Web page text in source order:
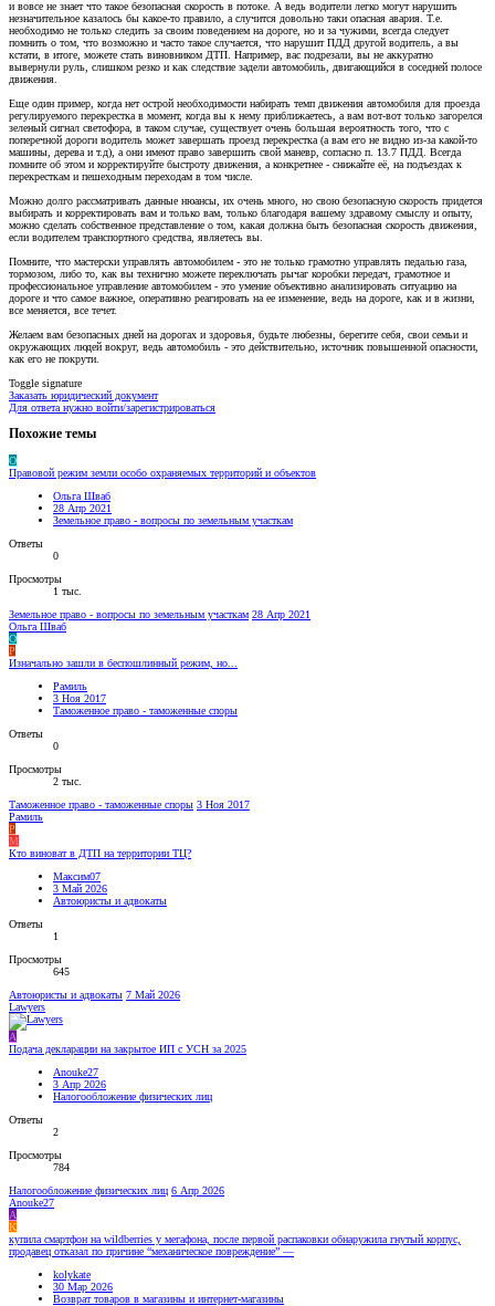
и вовсе не знает что такое безопасная скорость в потоке. А ведь водители легко могут нарушить
незначительное казалось бы какое-то правило, а случится довольно таки опасная авария. Т.е.
необходимо не только следить за своим поведением на дороге, но и за чужими, всегда следует
помнить о том, что возможно и часто такое случается, что нарушит ПДД другой водитель, а вы
кстати, в итоге, можете стать виновником ДТП. Например, вас подрезали, вы не аккуратно
вывернули руль, слишком резко и как следствие задели автомобиль, двигающийся в соседней полосе
движения.
Еще один пример, когда нет острой необходимости набирать темп движения автомобиля для проезда
регулируемого перекрестка в момент, когда вы к нему приближаетесь, а вам вот-вот только загорелся
зеленый сигнал светофора, в таком случае, существует очень большая вероятность того, что с
поперечной дороги водитель может завершать проезд перекрестка (а вам его не видно из-за какой-то
машины, дерева и т.д), а они имеют право завершить свой маневр, согласно п. 13.7 ПДД. Всегда
помните об этом и корректируйте быстроту движения, а конкретнее - снижайте её, на подъездах к
перекресткам и пешеходным переходам в том числе.
Можно долго рассматривать данные нюансы, их очень много, но свою безопасную скорость придется
выбирать и корректировать вам и только вам, только благодаря вашему здравому смыслу и опыту,
можно сделать собственное представление о том, какая должна быть безопасная скорость движения,
если водителем транспортного средства, являетесь вы.
Помните, что мастерски управлять автомобилем - это не только грамотно управлять педалью газа,
тормозом, либо то, как вы технично можете переключать рычаг коробки передач, грамотное и
профессиональное управление автомобилем - это умение объективно анализировать ситуацию на
дороге и что самое важное, оперативно реагировать на ее изменение, ведь на дороге, как и в жизни,
все меняется, все течет.
Желаем вам безопасных дней на дорогах и здоровья, будьте любезны, берегите себя, свои семьи и
окружающих людей вокруг, ведь автомобиль - это действительно, источник повышенной опасности,
как его не покрути.
Toggle signature
Заказать юридический документ
Для ответа нужно войти/зарегистрироваться
Похожие темы
О
Правовой режим земли особо охраняемых территорий и объектов
Ольга Шваб
28 Апр 2021
Земельное право - вопросы по земельным участкам
Ответы
0
Просмотры
1 тыс.
Земельное право - вопросы по земельным участкам 28 Апр 2021
Ольга Шваб
О
Р
Изначально зашли в беспошлинный режим, но...
Рамиль
3 Ноя 2017
Таможенное право - таможенные споры
Ответы
0
Просмотры
2 тыс.
Таможенное право - таможенные споры 3 Ноя 2017
Рамиль
Р
М
Кто виноват в ДТП на территории ТЦ?
Максим07
3 Май 2026
Автоюристы и адвокаты
Ответы
1
Просмотры
645
Автоюристы и адвокаты 7 Май 2026
Lawyers
A
Подача декларации на закрытое ИП с УСН за 2025
Anouke27
3 Апр 2026
Налогообложение физических лиц
Ответы
2
Просмотры
784
Налогообложение физических лиц 6 Апр 2026
Anouke27
A
K
купила смартфон на wildberries у мегафона, после первой распаковки обнаружила гнутый корпус,
продавец отказал по причине “механическое повреждение” —
kolykate
30 Мар 2026
Возврат товаров в магазины и интернет-магазины